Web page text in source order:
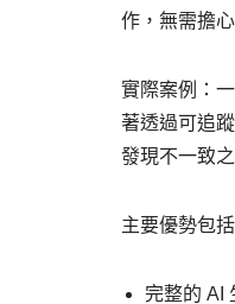
作，無需擔
實際案例：
著透過可追
發現不一致
主要優勢包括
完整的 AI